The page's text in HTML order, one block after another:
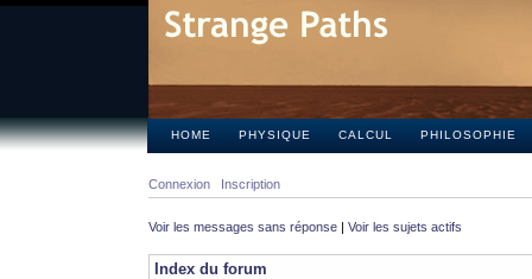
HOME PHYSIQUE CALCUL PHILOSOPHIE
Connexion Inscription
Voir les messages sans réponse | Voir les sujets actifs
Index du forum